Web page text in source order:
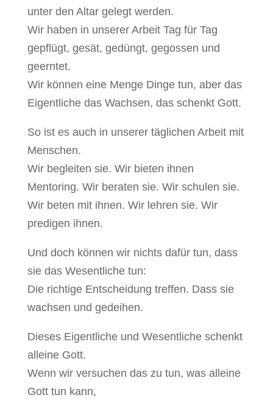
unter den Altar gelegt werden.
Wir haben in unserer Arbeit Tag für Tag
gepflügt, gesät, gedüngt, gegossen und
geerntet.
Wir können eine Menge Dinge tun, aber das
Eigentliche das Wachsen, das schenkt Gott.
So ist es auch in unserer täglichen Arbeit mit
Menschen.
Wir begleiten sie. Wir bieten ihnen
Mentoring. Wir beraten sie. Wir schulen sie.
Wir beten mit ihnen. Wir lehren sie. Wir
predigen ihnen.
Und doch können wir nichts dafür tun, dass
sie das Wesentliche tun:
Die richtige Entscheidung treffen. Dass sie
wachsen und gedeihen.
Dieses Eigentliche und Wesentliche schenkt
alleine Gott.
Wenn wir versuchen das zu tun, was alleine
Gott tun kann,